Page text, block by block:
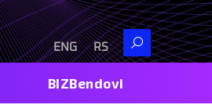
RS
ENG
Search
BIZBendovi